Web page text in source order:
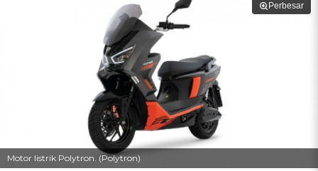
Perbesar
Motor listrik Polytron. (Polytron)